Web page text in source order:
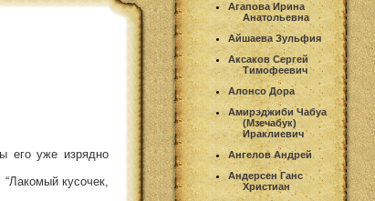
его уже изрядно
кусочек,
Агапова Ирина
Анатольевна
Айшаева Зульфия
Аксаков Сергей
Тимофеевич
Алонсо Дора
Амирэджиби Чабуа
(Мзечабук)
Ираклиевич
Ангелов Андрей
Андерсен Ганс
Христиан